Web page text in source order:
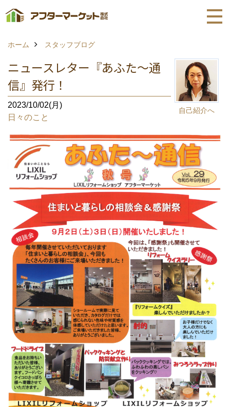
ホーム スタッフブログ
自己紹介へ
ニュースレター『あふた～通
信』発行！
2023/10/02(月)
日々のこと